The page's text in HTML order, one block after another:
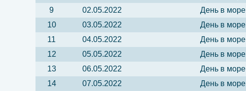
9
02.05.2022 День в море
10
03.05.2022 День в море
11
04.05.2022 День в море
12
05.05.2022 День в море
13
06.05.2022 День в море
14
07.05.2022 День в море